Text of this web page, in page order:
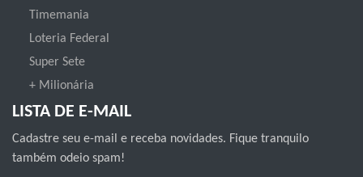
Timemania
Loteria Federal
Super Sete
+ Milionária
LISTA DE E-MAIL
Cadastre seu e-mail e receba novidades. Fique tranquilo
também odeio spam!